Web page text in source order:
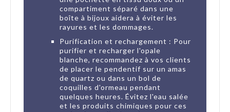
compartiment séparé dans une
boîte à bijoux aidera à éviter les
rayures et les dommages.
Purification et rechargement : Pour
purifier et recharger l'opale
blanche, recommandez à vos clients
de placer le pendentif sur un amas
de quartz ou dans un bol de
coquilles d'ormeau pendant
quelques heures. Évitez l'eau salée
et les produits chimiques pour ces